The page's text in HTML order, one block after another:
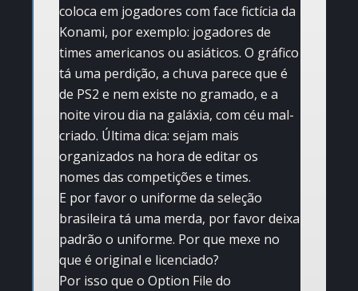
coloca em jogadores com face fictícia da
Konami, por exemplo: jogadores de
times americanos ou asiáticos. O gráfico
tá uma perdição, a chuva parece que é
de PS2 e nem existe no gramado, e a
noite virou dia na galáxia, com céu mal-
criado. Última dica: sejam mais
organizados na hora de editar os
nomes das competições e times.
E por favor o uniforme da seleção
brasileira tá uma merda, por favor deixa
padrão o uniforme. Por que mexe no
que é original e licenciado?
Por isso que o Option File do